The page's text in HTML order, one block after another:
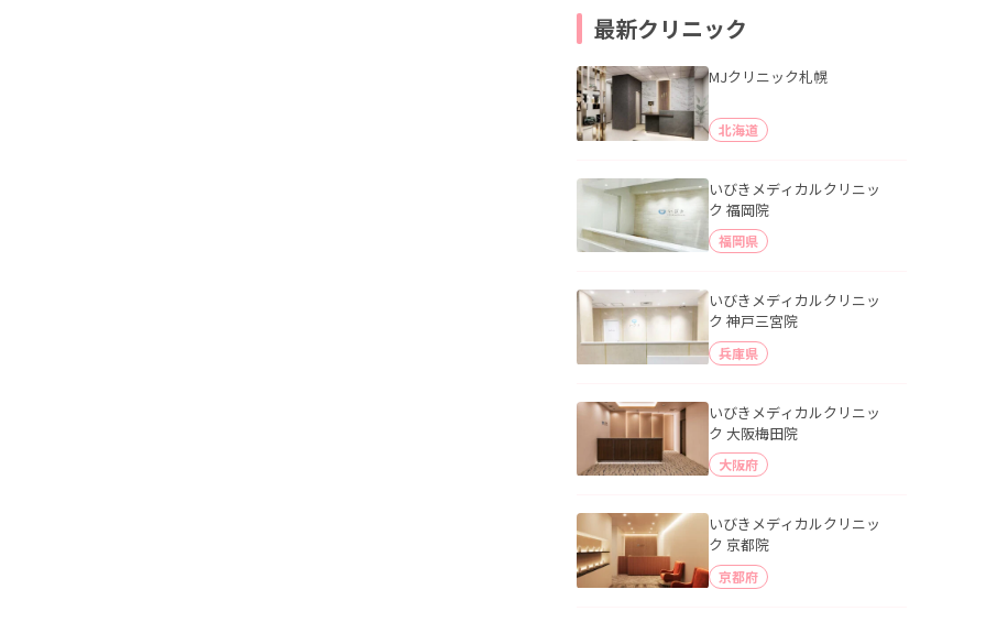
最新クリニック
MJクリニック札幌
北海道
いびきメディカルクリニッ
ク 福岡院
福岡県
いびきメディカルクリニッ
ク 神戸三宮院
兵庫県
いびきメディカルクリニッ
ク 大阪梅田院
大阪府
いびきメディカルクリニッ
ク 京都院
京都府